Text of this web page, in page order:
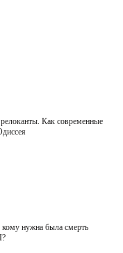
Как современные
кому нужна была смерть